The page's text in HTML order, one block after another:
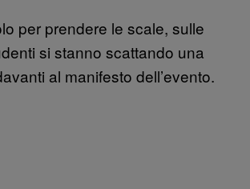
per prendere le scale, sulle
si stanno scattando una
al manifesto dell’evento.